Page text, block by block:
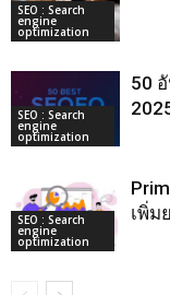
SEO : Search
engine
optimization
SEO : Search
engine
optimization
50
SEO : Search
engine
optimization
เพิ่ม